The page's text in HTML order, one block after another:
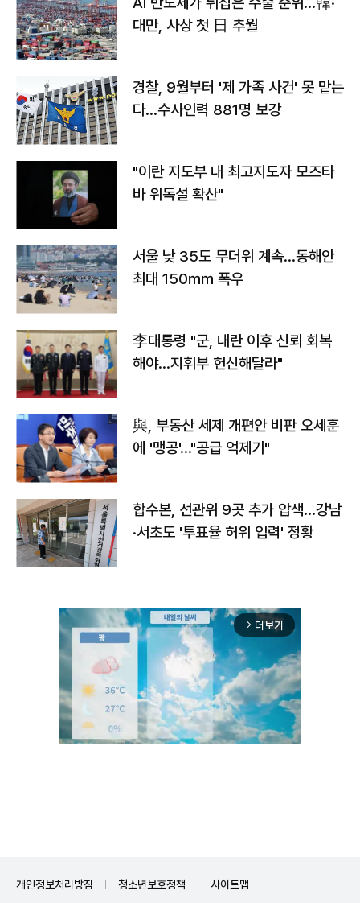
대만, 사상 첫 日 추월
경찰, 9월부터 '제 가족 사건' 못 맡는
다…수사인력 881명 보강
"이란 지도부 내 최고지도자 모즈타
바 위독설 확산"
서울 낮 35도 무더위 계속…동해안
최대 150㎜ 폭우
李대통령 "군, 내란 이후 신뢰 회복
해야…지휘부 헌신해달라"
與, 부동산 세제 개편안 비판 오세훈
에 '맹공'…"공급 억제기"
합수본, 선관위 9곳 추가 압색…강남
·서초도 '투표율 허위 입력' 정황
arrow_forward_ios 더보기
개인정보처리방침 청소년보호정책 사이트맵